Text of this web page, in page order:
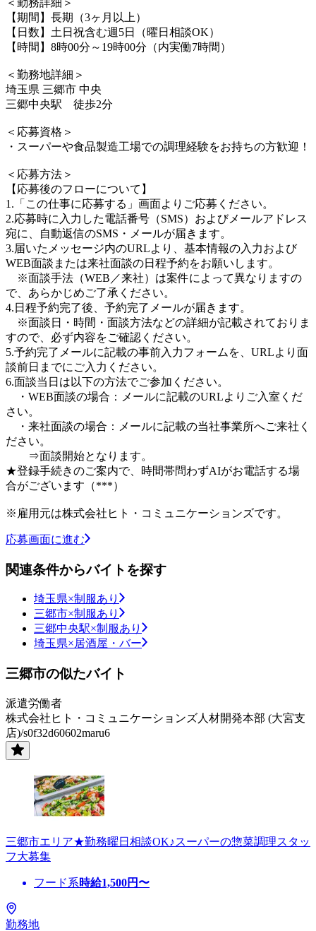
【期間】長期（3ヶ月以上）
【日数】土日祝含む週5日（曜日相談OK）
【時間】8時00分～19時00分（内実働7時間）
＜勤務地詳細＞
埼玉県 三郷市 中央
三郷中央駅 徒歩2分
＜応募資格＞
・スーパーや食品製造工場での調理経験をお持ちの方歓迎！
＜応募方法＞
【応募後のフローについて】
1.「この仕事に応募する」画面よりご応募ください。
2.応募時に入力した電話番号（SMS）およびメールアドレス
宛に、自動返信のSMS・メールが届きます。
3.届いたメッセージ内のURLより、基本情報の入力および
WEB面談または来社面談の日程予約をお願いします。
※面談手法（WEB／来社）は案件によって異なりますの
で、あらかじめご了承ください。
4.日程予約完了後、予約完了メールが届きます。
※面談日・時間・面談方法などの詳細が記載されておりま
すので、必ず内容をご確認ください。
5.予約完了メールに記載の事前入力フォームを、URLより面
談前日までにご入力ください。
6.面談当日は以下の方法でご参加ください。
・WEB面談の場合：メールに記載のURLよりご入室くだ
さい。
・来社面談の場合：メールに記載の当社事業所へご来社く
ださい。
⇒面談開始となります。
★登録手続きのご案内で、時間帯問わずAIがお電話する場
合がございます（***）
※雇用元は株式会社ヒト・コミュニケーションズです。
応募画面に進む
関連条件からバイトを探す
埼玉県×制服あり
三郷市×制服あり
三郷中央駅×制服あり
埼玉県×居酒屋・バー
三郷市の似たバイト
派遣労働者
株式会社ヒト・コミュニケーションズ人材開発本部 (大宮支
店)/s0f32d60602maru6
三郷市エリア★勤務曜日相談OK♪スーパーの惣菜調理スタッ
フ大募集
フード系時給1,500円〜
勤務地